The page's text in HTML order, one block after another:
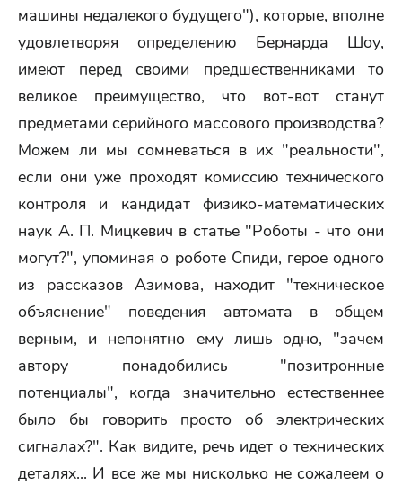
машины недалекого будущего"), которые, вполне
удовлетворяя определению Бернарда Шоу,
имеют перед своими предшественниками то
великое преимущество, что вот-вот станут
предметами серийного массового производства?
Можем ли мы сомневаться в их "реальности",
если они уже проходят комиссию технического
контроля и кандидат физико-математических
наук А. П. Мицкевич в статье "Роботы - что они
могут?", упоминая о роботе Спиди, герое одного
из рассказов Азимова, находит "техническое
объяснение" поведения автомата в общем
верным, и непонятно ему лишь одно, "зачем
автору понадобились "позитронные
потенциалы", когда значительно естественнее
было бы говорить просто об электрических
сигналах?". Как видите, речь идет о технических
деталях... И все же мы нисколько не сожалеем о